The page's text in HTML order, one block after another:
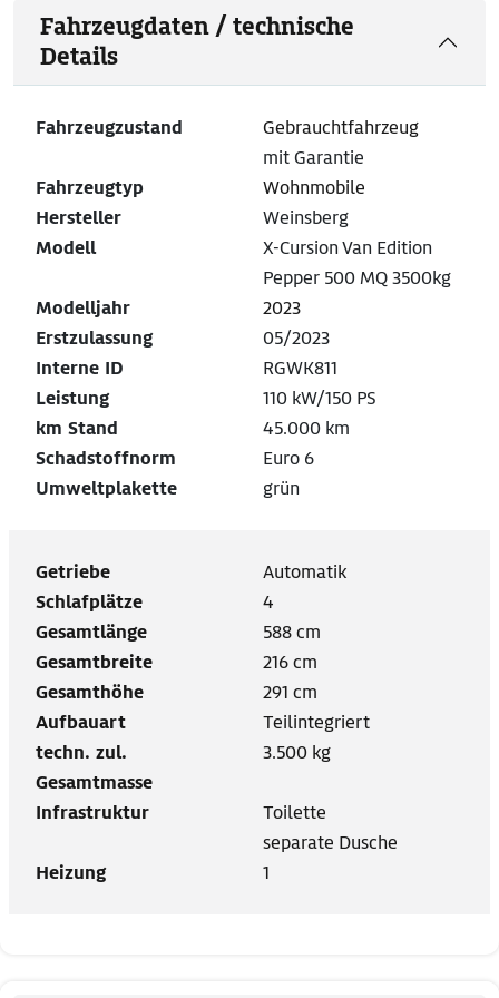
Fahrzeugdaten / technische
Details
Fahrzeugzustand
Gebrauchtfahrzeug
mit Garantie
Fahrzeugtyp
Wohnmobile
Hersteller
Weinsberg
Modell
X-Cursion Van Edition
Pepper 500 MQ 3500kg
Modelljahr
2023
Erstzulassung
05/2023
Interne ID
RGWK811
Leistung
110 kW/150 PS
km Stand
45.000 km
Schadstoffnorm
Euro 6
Umweltplakette
grün
Getriebe
Automatik
Schlafplätze
4
Gesamtlänge
588 cm
Gesamtbreite
216 cm
Gesamthöhe
291 cm
Aufbauart
Teilintegriert
techn. zul.
Gesamtmasse
3.500 kg
Infrastruktur
Toilette
separate Dusche
Heizung
1